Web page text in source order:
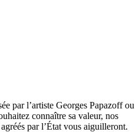
par l’artiste Georges Papazoff ou
connaître sa valeur, nos
par l’État vous aiguilleront.